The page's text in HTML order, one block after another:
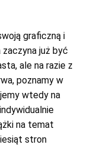
graficzną i
już być
ale na razie z
poznamy w
wtedy na
na temat
stron